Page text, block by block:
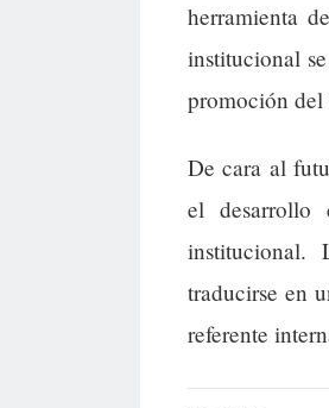
herramienta
institucional
promoción
De cara al
el desarrollo
institucional.
traducirse en
referente